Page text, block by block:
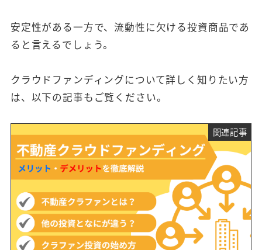
安定性がある一方で、流動性に欠ける投資商品であ
ると言えるでしょう。
クラウドファンディングについて詳しく知りたい方
は、以下の記事もご覧ください。
関連記事